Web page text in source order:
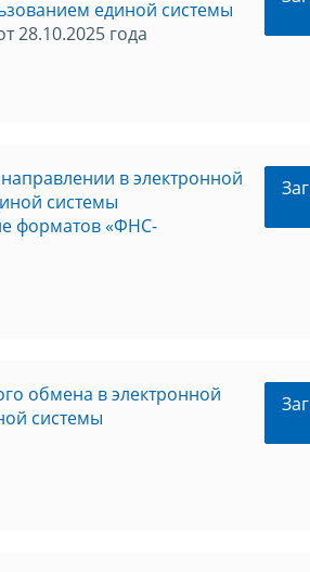
единой системы
28.10.2025 года
в электронной
системы
форматов «ФНС-
обмена в электронной
системы